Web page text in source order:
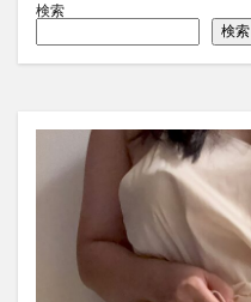
検索
検索